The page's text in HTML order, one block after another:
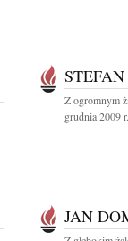
Z ogromnym
grudnia 2009
JAN